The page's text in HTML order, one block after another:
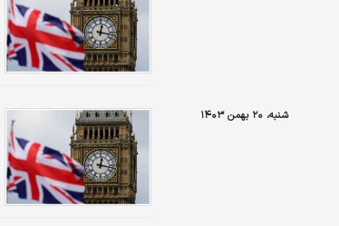
شنبه، ۲۰ بهمن ۱۴۰۳